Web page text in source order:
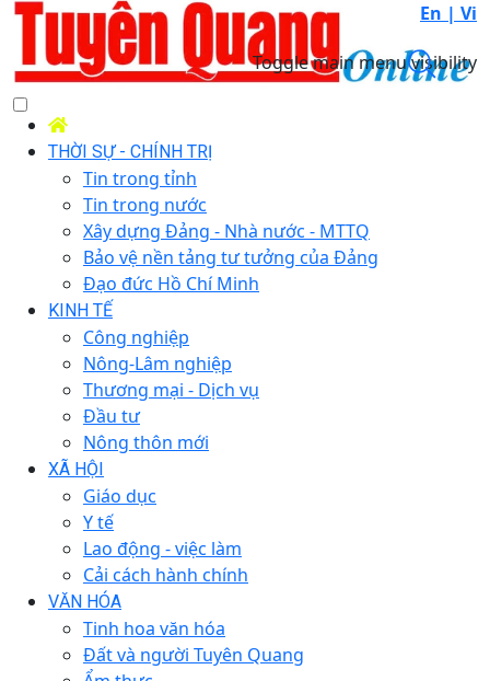
En | Vi
Toggle main menu visibility
THỜI SỰ - CHÍNH TRỊ
Tin trong tỉnh
Tin trong nước
Xây dựng Đảng - Nhà nước - MTTQ
Bảo vệ nền tảng tư tưởng của Đảng
Đạo đức Hồ Chí Minh
KINH TẾ
Công nghiệp
Nông-Lâm nghiệp
Thương mại - Dịch vụ
Đầu tư
Nông thôn mới
XÃ HỘI
Giáo dục
Y tế
Lao động - việc làm
Cải cách hành chính
VĂN HÓA
Tinh hoa văn hóa
Đất và người Tuyên Quang